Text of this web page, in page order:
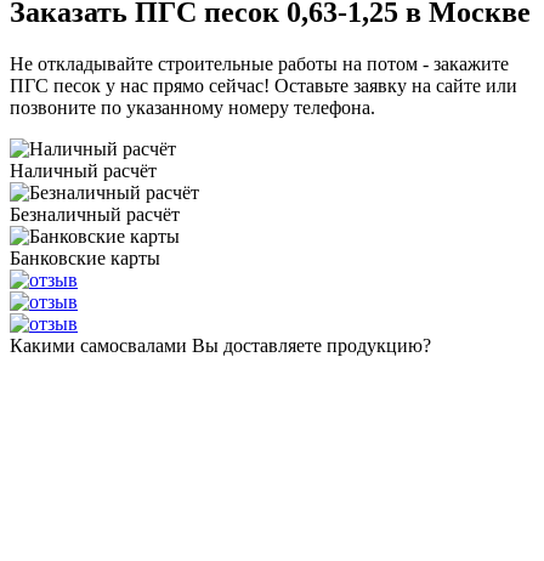
Заказать ПГС песок 0,63-1,25 в Москве
Не откладывайте строительные работы на потом - закажите
ПГС песок у нас прямо сейчас! Оставьте заявку на сайте или
позвоните по указанному номеру телефона.
Наличный расчёт
Безналичный расчёт
Банковские карты
Какими самосвалами Вы доставляете продукцию?